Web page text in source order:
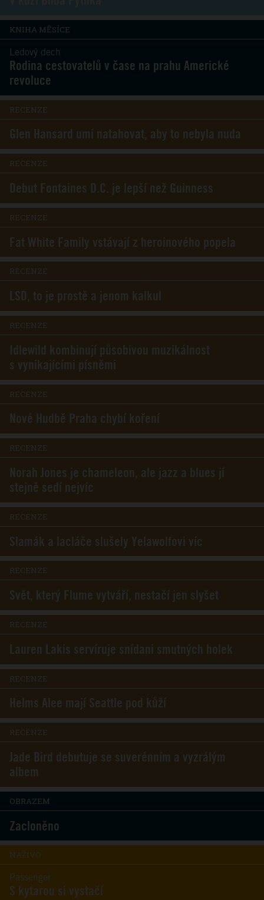
KNIHA MĚSÍCE
Ledový dech
Rodina cestovatelů v čase na prahu Americké
revoluce
RECENZE
Glen Hansard umí natahovat, aby to nebyla nuda
RECENZE
Debut Fontaines D.C. je lepší než Guinness
RECENZE
Fat White Family vstávají z heroinového popela
RECENZE
LSD, to je prostě a jenom kalkul
RECENZE
Idlewild kombinují působivou muzikálnost
s vynikajícími písněmi
RECENZE
Nové Hudbě Praha chybí koření
RECENZE
Norah Jones je chameleon, ale jazz a blues jí
stejně sedí nejvíc
RECENZE
Slamák a lacláče slušely Yelawolfovi víc
RECENZE
Svět, který Flume vytváří, nestačí jen slyšet
RECENZE
Lauren Lakis servíruje snídani smutných holek
RECENZE
Helms Alee mají Seattle pod kůží
RECENZE
Jade Bird debutuje se suverénním a vyzrálým
albem
OBRAZEM
Zacloněno
NAŽIVO
Passenger
S kytarou si vystačí